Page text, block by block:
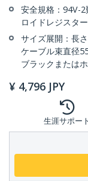
安全規格：94V-
ロイドレジスタ
サイズ展開：長
ケーブル束直径
ブラックまたは
¥ 4,796 JPY
生涯サポート